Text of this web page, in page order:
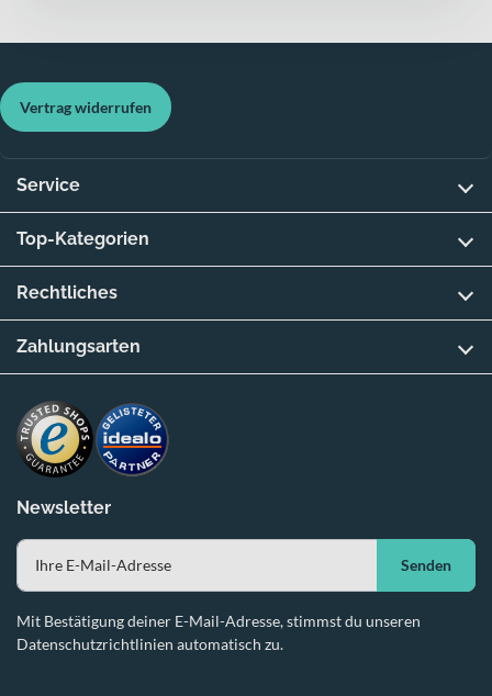
Newsletter
Senden
Mit Bestätigung deiner E-Mail-Adresse, stimmst du unseren
Datenschutzrichtlinien automatisch zu.
Vertrag widerrufen
Service
Top-Kategorien
Rechtliches
Zahlungsarten